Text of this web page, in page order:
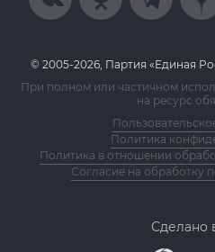
© 2005-2026, Партия «Единая
При полном или частичном
на ресурс
Политика
Политика в отношении
Согласие на обработку
Сделано